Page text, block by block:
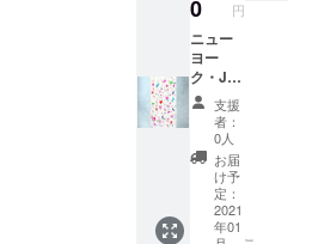
す。フ
レーム
などは
ご用意
くださ
い。 仕
上がり
次第発
送致し
ます。
させて
いただ
きま
す。 ※
備考欄
にご要
望をご
記載く
ださ
い。 ※
備考欄
にご記
0 円
ニュー
ヨー
ク・Joy
Of
Color
入選作
品 2019
バルセ
ロナ芸
術セン
ター
支援
者：
0人
お届
け予
定：
2021
年01